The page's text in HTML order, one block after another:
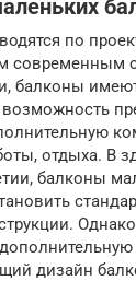
по
современным
балконы
отдыха. В
балконы
дизайн